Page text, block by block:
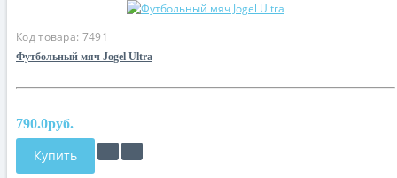
Код товара: 7491
Футбольный мяч Jogel Ultra
790.0руб.
Купить